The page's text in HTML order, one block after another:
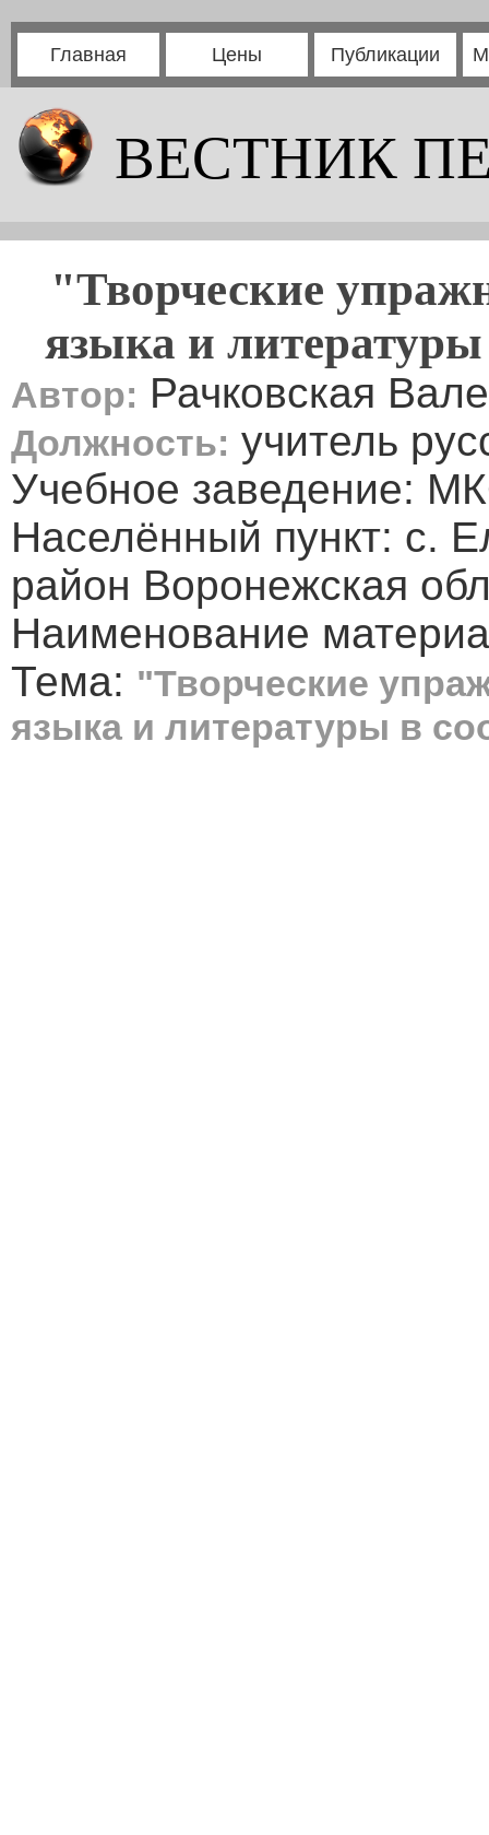
Главная Цены Публикации
ВЕСТНИК
"Творческие
языка и
Автор: Рачковская
Должность: учитель
Учебное заведение:
Населённый пункт: с.
район Воронежская
Наименование
Тема: "Творческие
языка и литературы в